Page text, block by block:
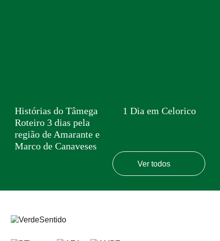
Ver todos
Histórias do Tâmega
Roteiro 3 dias pela
região de Amarante e
Marco de Canaveses
1 Dia em Celorico